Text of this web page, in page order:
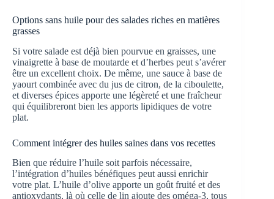
Options sans huile pour des salades riches en matières
grasses
Si votre salade est déjà bien pourvue en graisses, une
vinaigrette à base de moutarde et d’herbes peut s’avérer
être un excellent choix. De même, une sauce à base de
yaourt combinée avec du jus de citron, de la ciboulette,
et diverses épices apporte une légèreté et une fraîcheur
qui équilibreront bien les apports lipidiques de votre
plat.
Comment intégrer des huiles saines dans vos recettes
Bien que réduire l’huile soit parfois nécessaire,
l’intégration d’huiles bénéfiques peut aussi enrichir
votre plat. L’huile d’olive apporte un goût fruité et des
antioxydants, là où celle de lin ajoute des oméga-3, tous